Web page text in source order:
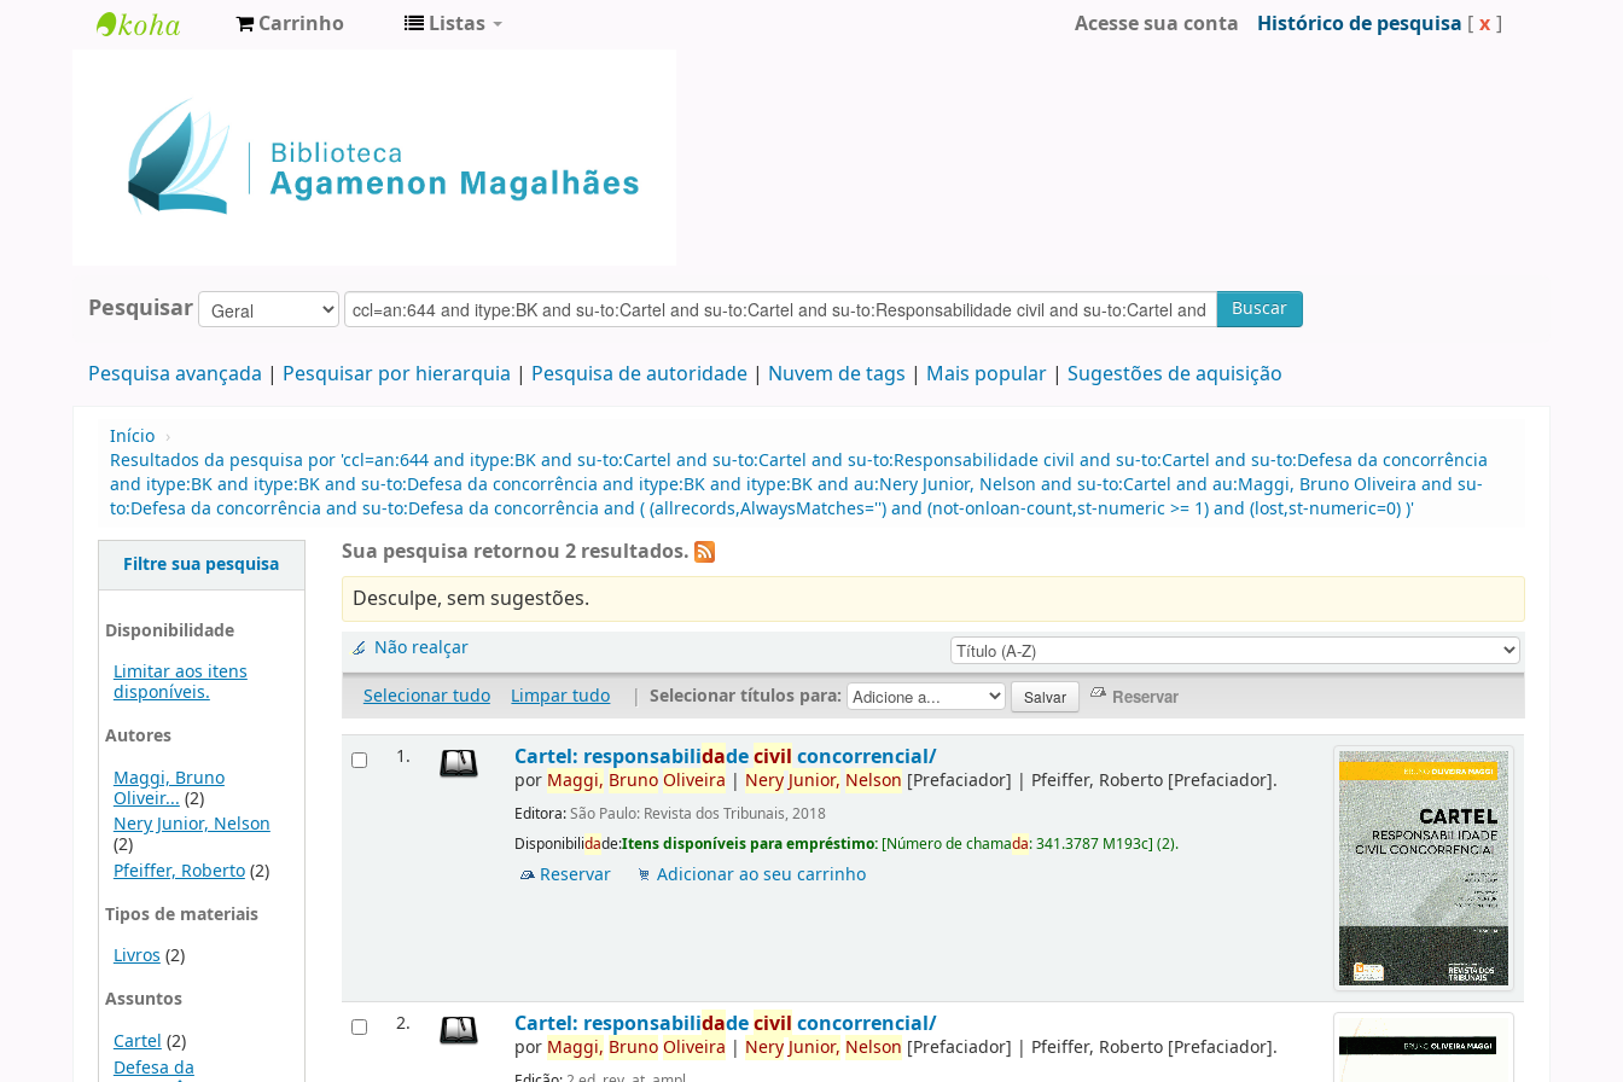
Agamenon
Magalhães
Carrinho Listas Acesse sua conta Histórico de pesquisa [ x ]
Pesquisar Buscar
Pesquisa avançada Pesquisar por hierarquia Pesquisa de autoridade Nuvem de tags Mais popular Sugestões de aquisição
Início ›
Resultados da pesquisa por 'ccl=an:644 and itype:BK and su-to:Cartel and su-to:Cartel and su-to:Responsabilidade civil and su-to:Cartel and su-to:Defesa da concorrência
and itype:BK and itype:BK and su-to:Defesa da concorrência and itype:BK and itype:BK and au:Nery Junior, Nelson and su-to:Cartel and au:Maggi, Bruno Oliveira and su-
to:Defesa da concorrência and su-to:Defesa da concorrência and ( (allrecords,AlwaysMatches='') and (not-onloan-count,st-numeric >= 1) and (lost,st-numeric=0) )'
Filtre sua pesquisa
Disponibilidade
Limitar aos itens
disponíveis.
Autores
Maggi, Bruno
Oliveir... (2)
Nery Junior, Nelson
(2)
Pfeiffer, Roberto(2)
Tipos de materiais
Livros(2)
Assuntos
Cartel (2)
Defesa da
Sua pesquisa retornou 2 resultados.
Desculpe, sem sugestões.
Não realçar
Selecionar tudo
Limpar tudo | Selecionar títulos para:
1. Cartel: responsabilidadecivil concorrencial/
por Maggi, BrunoOliveira | NeryJunior, Nelson [Prefaciador] | Pfeiffer, Roberto [Prefaciador].
Editora:São Paulo: Revista dos Tribunais, 2018
Disponibilidade:Itens disponíveis para empréstimo: [Número de chamada:341.3787 M193c](2).
Reservar Adicionar ao seu carrinho
2. Cartel: responsabilidadecivil concorrencial/
por Maggi, BrunoOliveira | NeryJunior, Nelson [Prefaciador] | Pfeiffer, Roberto [Prefaciador].